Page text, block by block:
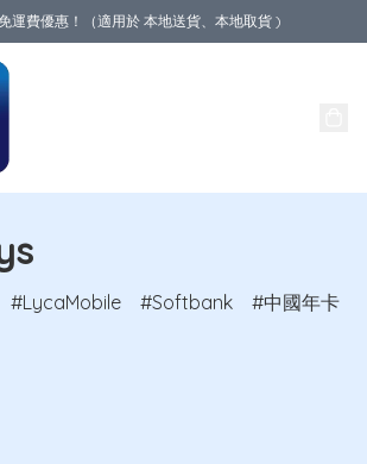
運費優惠！（適用於 本地送貨、本地取貨 )
LycaMobile Softbank
中國年卡